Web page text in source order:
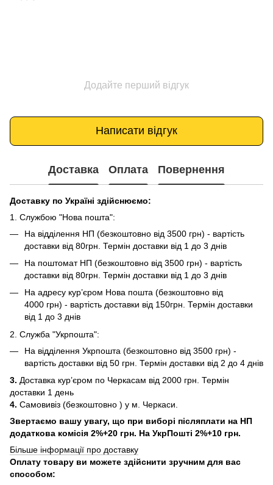
Додайте перший відгук
Написати відгук
Доставка Оплата Повернення
Доставку по Україні здійснюємо:
1. Службою "Нова пошта":
На відділення НП (безкоштовно від 3500 грн) - вартість
доставки від 80грн. Термін доставки від 1 до 3 днів
На поштомат НП (безкоштовно від 3500 грн) - вартість
доставки від 80грн. Термін доставки від 1 до 3 днів
На адресу кур’єром Нова пошта (безкоштовно від
4000 грн) - вартість доставки від 150грн. Термін доставки
від 1 до 3 днів
2. Служба "Укрпошта":
На відділення Укрпошта (безкоштовно від 3500 грн) -
вартість доставки від 50 грн. Термін доставки від 2 до 4 днів
3. Доставка кур’єром по Черкасам від 2000 грн. Термін
доставки 1 день
4. Самовивіз (безкоштовно ) у м. Черкаси.
Звертаємо вашу увагу, що при виборі післяплати на НП
додаткова комісія 2%+20 грн. На УкрПошті 2%+10 грн.
Більше інформації про доставку
Оплату товару ви можете здійснити зручним для вас
способом: